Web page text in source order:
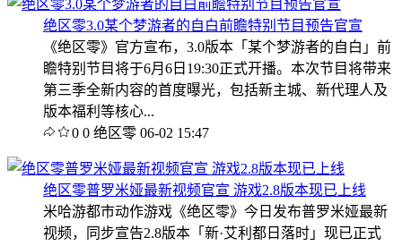
绝区零3.0某个梦游者的自白前瞻特别节目预告官宣
《绝区零》官方宣布，3.0版本「某个梦游者的自白」前
瞻特别节目将于6月6日19:30正式开播。本次节目将带来
第三季全新内容的首度曝光，包括新主城、新代理人及
版本福利等核心...
0 0 绝区零 06-02 15:47
绝区零普罗米娅最新视频官宣 游戏2.8版本现已上线
米哈游都市动作游戏《绝区零》今日发布普罗米娅最新
视频，同步宣告2.8版本「新·艾利都日落时」现已正式